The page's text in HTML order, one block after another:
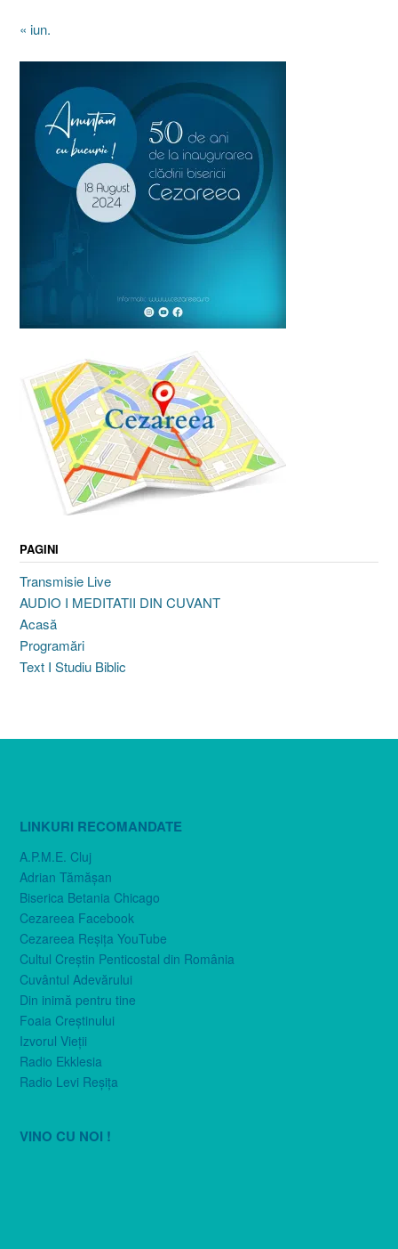
« iun.
PAGINI
Transmisie Live
AUDIO I MEDITATII DIN CUVANT
Acasă
Programări
Text I Studiu Biblic
LINKURI RECOMANDATE
A.P.M.E. Cluj
Adrian Tămăşan
Biserica Betania Chicago
Cezareea Facebook
Cezareea Reşiţa YouTube
Cultul Creştin Penticostal din România
Cuvântul Adevărului
Din inimă pentru tine
Foaia Creştinului
Izvorul Vieţii
Radio Ekklesia
Radio Levi Reşiţa
VINO CU NOI !